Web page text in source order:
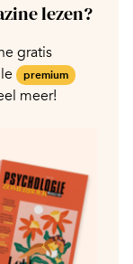
lezen?
gratis
premium
meer!